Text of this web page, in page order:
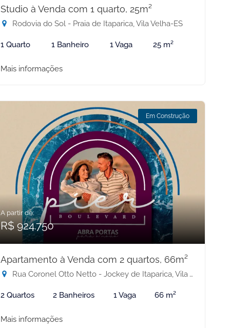
Studio à Venda com 1 quarto, 25m²
Rodovia do Sol - Praia de Itaparica, Vila Velha-ES
1 Quarto 1 Banheiro 1 Vaga 25 m²
Mais informações
Em Construção
A partir de:
R$ 924.750
Apartamento à Venda com 2 quartos, 66m²
Rua Coronel Otto Netto - Jockey de Itaparica, Vila Velha-ES
2 Quartos 2 Banheiros 1 Vaga 66 m²
Mais informações